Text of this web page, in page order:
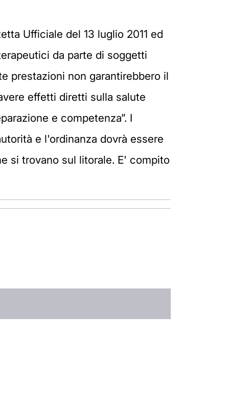
Ufficiale del 13 luglio 2011 ed
da parte di soggetti
prestazioni non garantirebbero il
effetti diretti sulla salute
e competenza”. I
e l'ordinanza dovrà essere
si trovano sul litorale. E' compito